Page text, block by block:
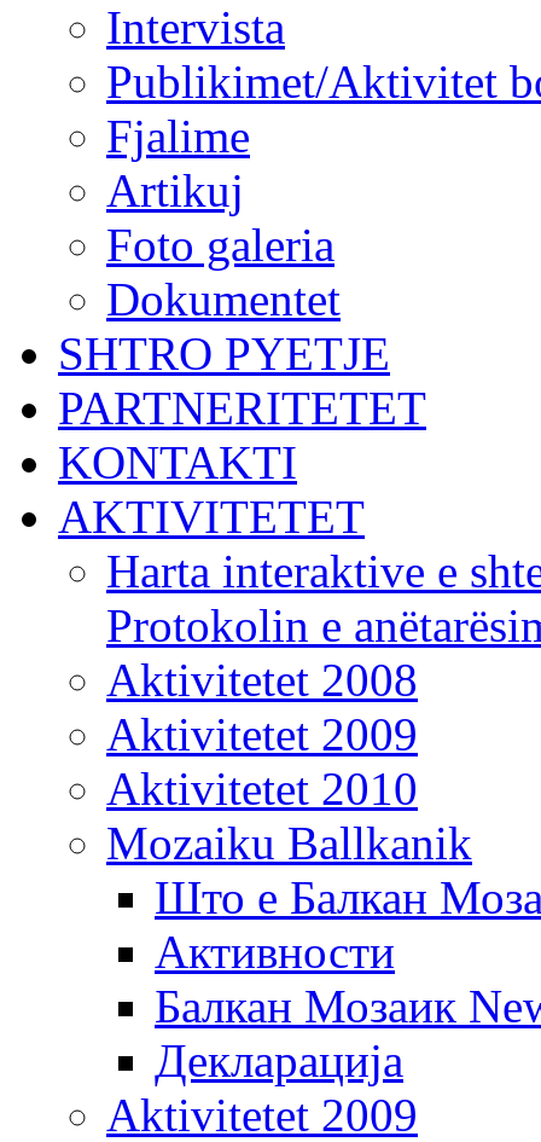
Intervista
Publikimet/Aktivitet
Fjalime
Artikuj
Foto galeria
Dokumentet
SHTRO PYETJE
PARTNERITETET
KONTAKTI
AKTIVITETET
Harta interaktive e
Protokolin e
Aktivitetet 2008
Aktivitetet 2009
Aktivitetet 2010
Mozaiku Ballkanik
Што е Балкан
Активности
Балкан Мозаик
Декларација
Aktivitetet 2009